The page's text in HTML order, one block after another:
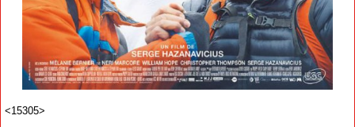
<15305>